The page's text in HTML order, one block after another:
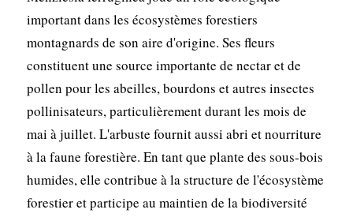
important dans les écosystèmes forestiers
montagnards de son aire d'origine. Ses fleurs
constituent une source importante de nectar et de
pollen pour les abeilles, bourdons et autres insectes
pollinisateurs, particulièrement durant les mois de
mai à juillet. L'arbuste fournit aussi abri et nourriture
à la faune forestière. En tant que plante des sous-bois
humides, elle contribue à la structure de l'écosystème
forestier et participe au maintien de la biodiversité